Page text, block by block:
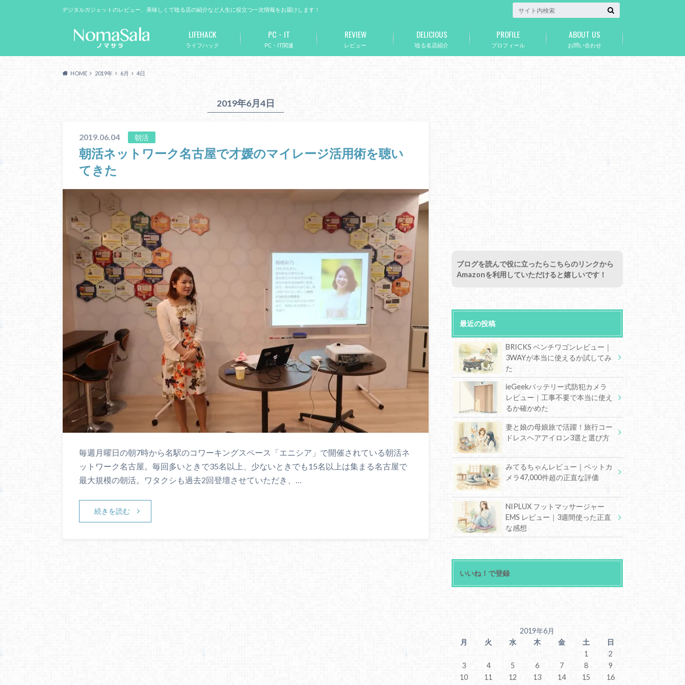
デジタルガジェットのレビュー、美味しくて唸る店の紹介など人生に役立つ一次情報をお届けします！
ライフハック
LIFEHACK
PC・IT関連
PC・IT
レビュー
REVIEW
唸る名店紹介
DELICIOUS
プロフィール
PROFILE
お問い合わせ
ABOUT US
HOME 2019年 6月 4日
2019年6月4日
2019.06.04 朝活
朝活ネットワーク名古屋で才媛のマイレージ活用術を聴い
てきた
毎週月曜日の朝7時から名駅のコワーキングスペース「エニシア」で開催されている朝活ネ
ットワーク名古屋。毎回多いときで35名以上、少ないときでも15名以上は集まる名古屋で
最大規模の朝活。ワタクシも過去2回登壇させていただき、…
続きを読む
ブログを読んで役に立ったらこちらのリンクから
Amazonを利用していただけると嬉しいです！
最近の投稿
BRICKS ベンチワゴンレビュー｜
3WAYが本当に使えるか試してみ
た
ieGeekバッテリー式防犯カメラ
レビュー｜工事不要で本当に使え
るか確かめた
妻と娘の母娘旅で活躍！旅行コー
ドレスヘアアイロン3選と選び方
みてるちゃんレビュー｜ペットカ
メラ47,000件超の正直な評価
NIPLUX フットマッサージャー
EMS レビュー｜3週間使った正直
な感想
いいね！で登録
2019年6月
月
火 水 木 金 土
日
1
2
3
4 5 6 7 8
9
10
11 12 13 14 15
16